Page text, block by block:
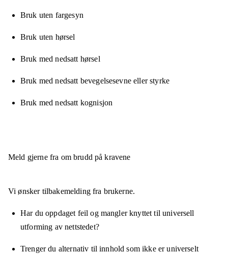
Bruk uten fargesyn
Bruk uten hørsel
Bruk med nedsatt hørsel
Bruk med nedsatt bevegelsesevne eller styrke
Bruk med nedsatt kognisjon
Meld gjerne fra om brudd på kravene
Vi ønsker tilbakemelding fra brukerne.
Har du oppdaget feil og mangler knyttet til universell
utforming av nettstedet?
Trenger du alternativ til innhold som ikke er universelt